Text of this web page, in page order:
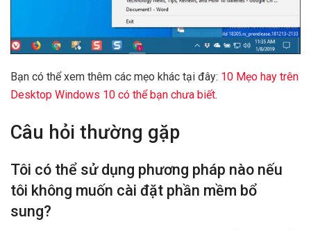
Bạn có thể xem thêm các mẹo khác tại đây: 10 Mẹo hay trên
Desktop Windows 10 có thể bạn chưa biết.
Câu hỏi thường gặp
Tôi có thể sử dụng phương pháp nào nếu
tôi không muốn cài đặt phần mềm bổ
sung?